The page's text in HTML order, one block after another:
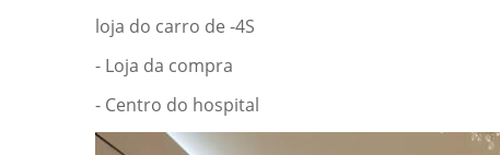
loja do carro de -4S
- Loja da compra
- Centro do hospital